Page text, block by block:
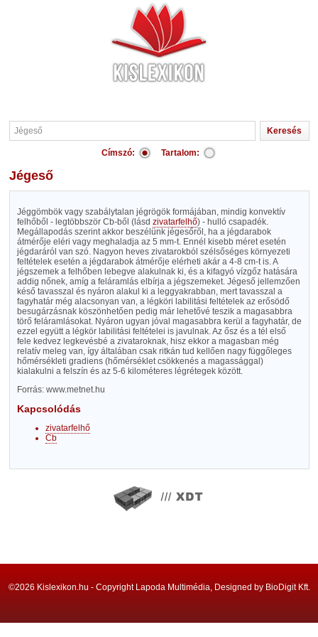
Címszó: Tartalom:
Jégeső
Jéggömbök vagy szabálytalan jégrögök formájában, mindig konvektív
felhőből - legtöbbször Cb-ből (lásd zivatarfelhő) - hulló csapadék.
Megállapodás szerint akkor beszélünk jégesőről, ha a jégdarabok
átmérője eléri vagy meghaladja az 5 mm-t. Ennél kisebb méret esetén
jégdaráról van szó. Nagyon heves zivatarokból szélsőséges környezeti
feltételek esetén a jégdarabok átmérője elérheti akár a 4-8 cm-t is. A
jégszemek a felhőben lebegve alakulnak ki, és a kifagyó vízgőz hatására
addig nőnek, amíg a feláramlás elbírja a jégszemeket. Jégeső jellemzően
késő tavasszal és nyáron alakul ki a leggyakrabban, mert tavasszal a
fagyhatár még alacsonyan van, a légköri labilitási feltételek az erősödő
besugárzásnak köszönhetően pedig már lehetővé teszik a magasabbra
törő feláramlásokat. Nyáron ugyan jóval magasabbra kerül a fagyhatár, de
ezzel együtt a légkör labilitási feltételei is javulnak. Az ősz és a tél első
fele kedvez legkevésbé a zivataroknak, hisz ekkor a magasban még
relatív meleg van, így általában csak ritkán tud kellően nagy függőleges
hőmérsékleti gradiens (hőmérséklet csökkenés a magassággal)
kialakulni a felszín és az 5-6 kilométeres légrétegek között.
Forrás: www.metnet.hu
Kapcsolódás
zivatarfelhő
Cb
©2026 Kislexikon.hu - Copyright Lapoda Multimédia, Designed by BioDigit Kft.